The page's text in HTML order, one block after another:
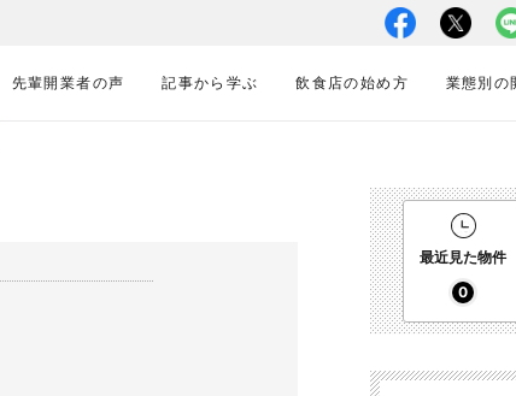
先輩開業者の声 記事から学ぶ 飲食店の始め方 業態別の
最近見た物件
0